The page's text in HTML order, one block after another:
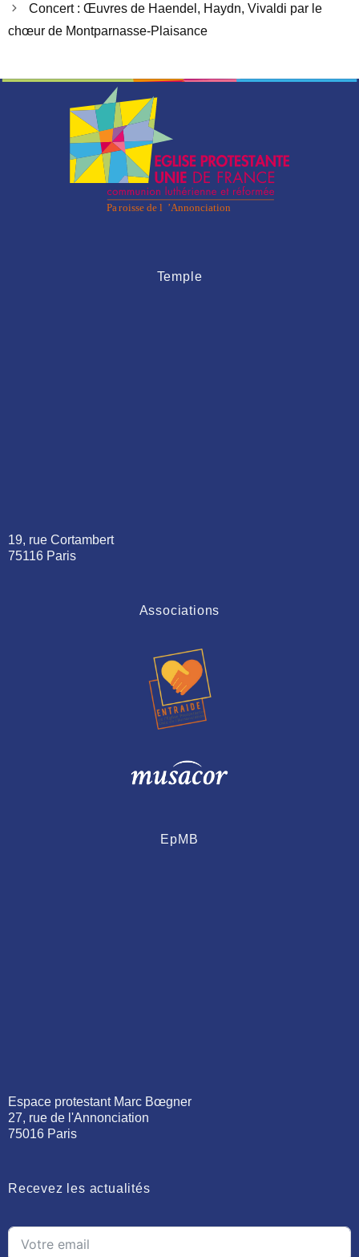
Concert : Œuvres de Haendel, Haydn, Vivaldi par le
chœur de Montparnasse-Plaisance
Temple
19, rue Cortambert
75116 Paris
Associations
EpMB
Espace protestant Marc Bœgner
27, rue de l'Annonciation
75016 Paris
Recevez les actualités